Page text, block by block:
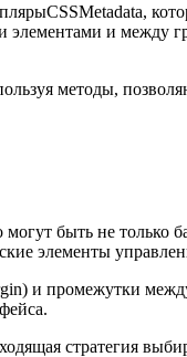
элементами и между
методы,
быть не только
элементы
и промежутки
стратегия